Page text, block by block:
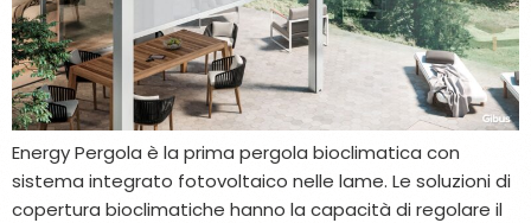
Energy Pergola è la prima pergola bioclimatica con
sistema integrato fotovoltaico nelle lame. Le soluzioni di
copertura bioclimatiche hanno la capacità di regolare il